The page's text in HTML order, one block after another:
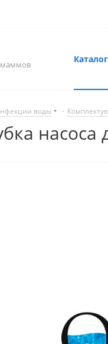
Каталог
воды -
насоса